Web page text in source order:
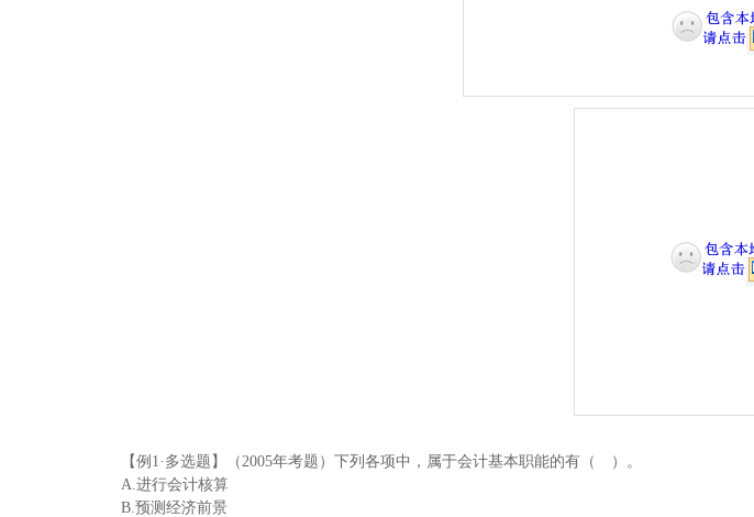
【例1·多选题】（2005年考题）下列各项中，属于会计基本职能的有（ ）。
A.进行会计核算
B.预测经济前景